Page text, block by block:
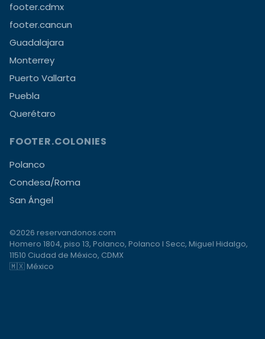
footer.cdmx
footer.cancun
Guadalajara
Monterrey
Puerto Vallarta
Puebla
Querétaro
FOOTER.COLONIES
Polanco
Condesa/Roma
San Ángel
©2026 reservandonos.com
Homero 1804, piso 13, Polanco, Polanco I Secc, Miguel Hidalgo,
11510 Ciudad de México, CDMX
🇲🇽 México